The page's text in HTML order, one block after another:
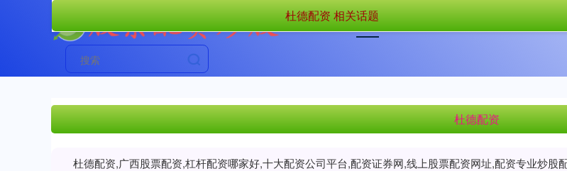
首页 杜德配资 广西股票配
杜德配资
杜德配资,广西股票配资,杠杆配资哪家好,十大配资公司平台,配资证券网,线上股票配资网址,配资专业炒
杜德配资 相关话题